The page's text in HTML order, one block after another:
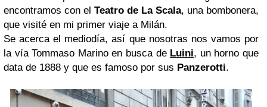
encontramos con el Teatro de La Scala, una bombonera,
que visité en mi primer viaje a Milán.
Se acerca el mediodía, así que nosotras nos vamos por
la vía Tommaso Marino en busca de Luini, un horno que
data de 1888 y que es famoso por sus Panzerotti.